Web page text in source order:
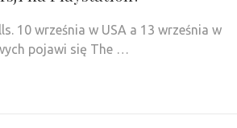
10 września w USA a 13 września w
pojawi się The …